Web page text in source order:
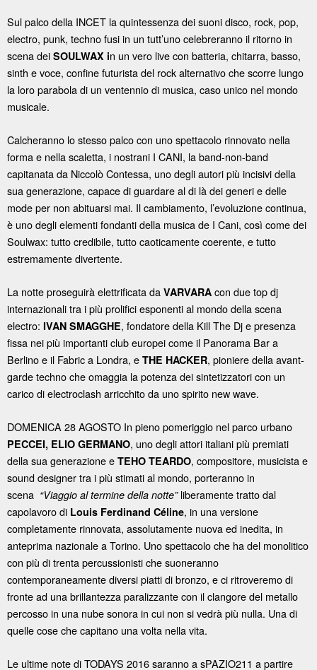
Sul palco della INCET la quintessenza dei suoni disco, rock, pop,
electro, punk, techno fusi in un tutt’uno celebreranno il ritorno in
scena dei SOULWAX in un vero live con batteria, chitarra, basso,
sinth e voce, confine futurista del rock alternativo che scorre lungo
la loro parabola di un ventennio di musica, caso unico nel mondo
musicale.
Calcheranno lo stesso palco con uno spettacolo rinnovato nella
forma e nella scaletta, i nostrani I CANI, la band-non-band
capitanata da Niccolò Contessa, uno degli autori più incisivi della
sua generazione, capace di guardare al di là dei generi e delle
mode per non abituarsi mai. Il cambiamento, l’evoluzione continua,
è uno degli elementi fondanti della musica de I Cani, così come dei
Soulwax: tutto credibile, tutto caoticamente coerente, e tutto
estremamente divertente.
La notte proseguirà elettrificata da VARVARA con due top dj
internazionali tra i più prolifici esponenti al mondo della scena
electro: IVAN SMAGGHE, fondatore della Kill The Dj e presenza
fissa nei più importanti club europei come il Panorama Bar a
Berlino e il Fabric a Londra, e THE HACKER, pioniere della avant-
garde techno che omaggia la potenza dei sintetizzatori con un
carico di electroclash arricchito da uno spirito new wave.
DOMENICA 28 AGOSTO In pieno pomeriggio nel parco urbano
PECCEI, ELIO GERMANO, uno degli attori italiani più premiati
della sua generazione e TEHO TEARDO, compositore, musicista e
sound designer tra i più stimati al mondo, porteranno in
scena “Viaggio al termine della notte”liberamente tratto dal
capolavoro di Louis Ferdinand Céline, in una versione
completamente rinnovata, assolutamente nuova ed inedita, in
anteprima nazionale a Torino. Uno spettacolo che ha del monolitico
con più di trenta percussionisti che suoneranno
contemporaneamente diversi piatti di bronzo, e ci ritroveremo di
fronte ad una brillantezza paralizzante con il clangore del metallo
percosso in una nube sonora in cui non si vedrà più nulla. Una di
quelle cose che capitano una volta nella vita.
Le ultime note di TODAYS 2016 saranno a sPAZIO211 a partire